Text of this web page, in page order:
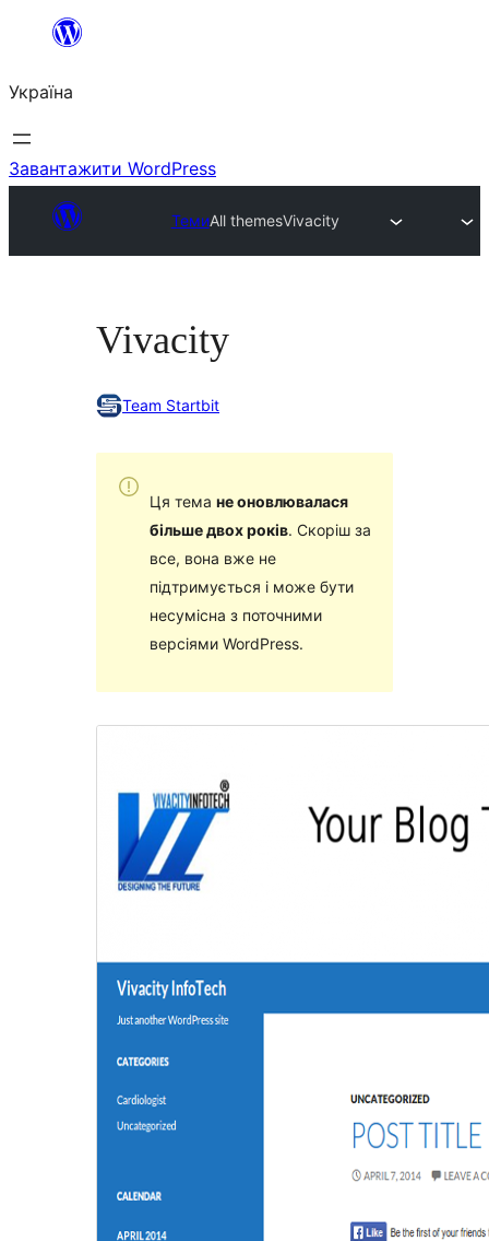
Перейти
вмісту
Україна
Завантажити WordPress
ТемиAll themesVivacity
Vivacity
Team Startbit
Ця тема не оновлювалася
більше двох років. Скоріш за
все, вона вже не
підтримується і може бути
несумісна з поточними
версіями WordPress.